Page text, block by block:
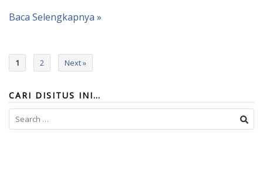
Baca Selengkapnya »
1 2 Next »
CARI DISITUS INI…
Search
for: